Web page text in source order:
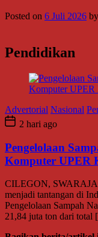
Posted on 6 Juli 2026 by
Pendidikan
Advertorial Nasional
2 hari ago
Pengelolaan
Komputer UPER
CILEGON,
menjadi tantangan di
Pengelolaan Sampah
21,84 juta ton dari